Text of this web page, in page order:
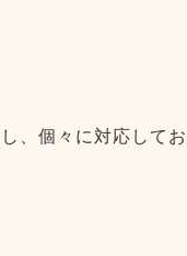
、個々に対応して